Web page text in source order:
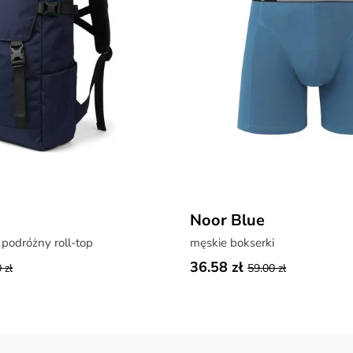
roll-top
Noor Blue
męskie bokserki
36.58 zł 59.00 zł